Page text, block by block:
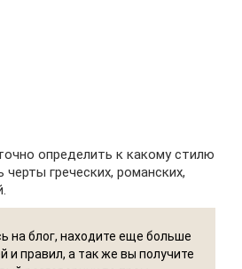
определить к какому стилю
греческих, романских,
на блог, находите еще больше
и правил, а так же вы получите